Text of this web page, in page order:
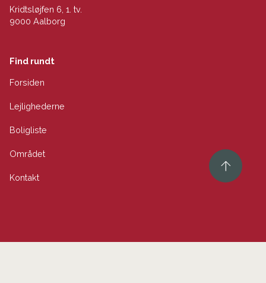
Kridtsløjfen 6, 1. tv.
9000 Aalborg
Find rundt
Forsiden
Lejlighederne
Boligliste
Området
Kontakt